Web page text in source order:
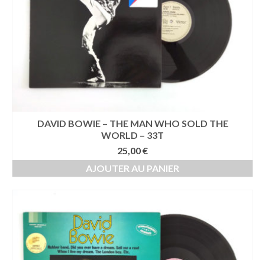
DAVID BOWIE – THE MAN WHO SOLD THE
WORLD – 33T
25,00€
AJOUTER AU PANIER